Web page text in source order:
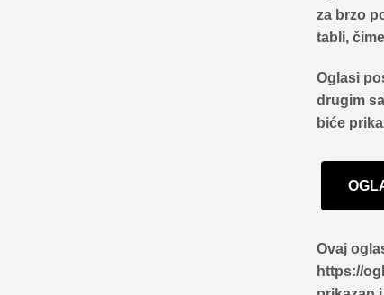
za brzo
tabli,
Oglasi
drugim
biće
Ovaj
https://